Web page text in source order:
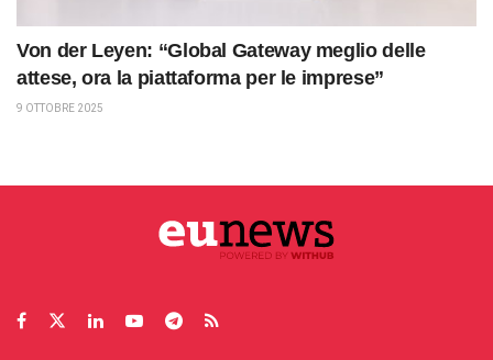
Von der Leyen: “Global Gateway meglio delle
attese, ora la piattaforma per le imprese”
9 OTTOBRE 2025